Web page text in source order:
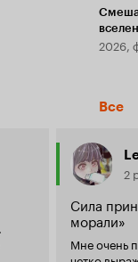
2026,
Все
2
Сила
морали»
Мне очень